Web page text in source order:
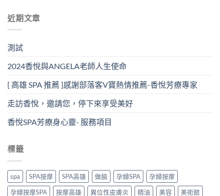
近期文章
測試
2024香悅與ANGELA老師人生使命
[ 高雄 SPA 推薦 ]感謝部落客V寶熱情推薦-香悅芳療專家
走訪香悅，邀請您，停下來享受美好
香悅SPA芳療身心靈- 服務項目
標籤
spa SPA按摩 SPA高雄 做臉 孕婦SPA
孕婦按摩
孕婦按摩SPA
按摩高雄 異位性皮膚炎 精油 美容 美術館